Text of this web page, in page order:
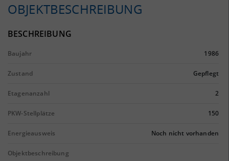
OBJEKTBESCHREIBUNG
BESCHREIBUNG
Baujahr 1986
Zustand Gepflegt
Etagenanzahl 2
PKW-Stellplätze 150
Energieausweis Noch nicht vorhanden
Objektbeschreibung